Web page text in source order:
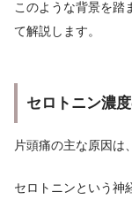
このような背景を踏
て解説します。
セロトニン濃
片頭痛の主な原因は
セロトニンという神